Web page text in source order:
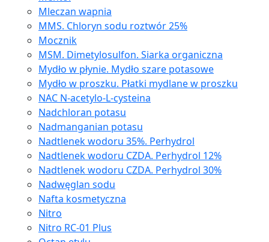
Mleczan wapnia
MMS. Chloryn sodu roztwór 25%
Mocznik
MSM. Dimetylosulfon. Siarka organiczna
Mydło w płynie. Mydło szare potasowe
Mydło w proszku. Płatki mydlane w proszku
NAC N-acetylo-L-cysteina
Nadchloran potasu
Nadmanganian potasu
Nadtlenek wodoru 35%. Perhydrol
Nadtlenek wodoru CZDA. Perhydrol 12%
Nadtlenek wodoru CZDA. Perhydrol 30%
Nadwęglan sodu
Nafta kosmetyczna
Nitro
Nitro RC-01 Plus